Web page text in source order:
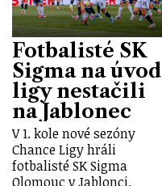
Fotbalisté SK
Sigma na úvod
ligy nestačili
na Jablonec
V 1. kole nové sezóny
Chance Ligy hráli
fotbalisté SK Sigma
Olomouc v Jablonci.